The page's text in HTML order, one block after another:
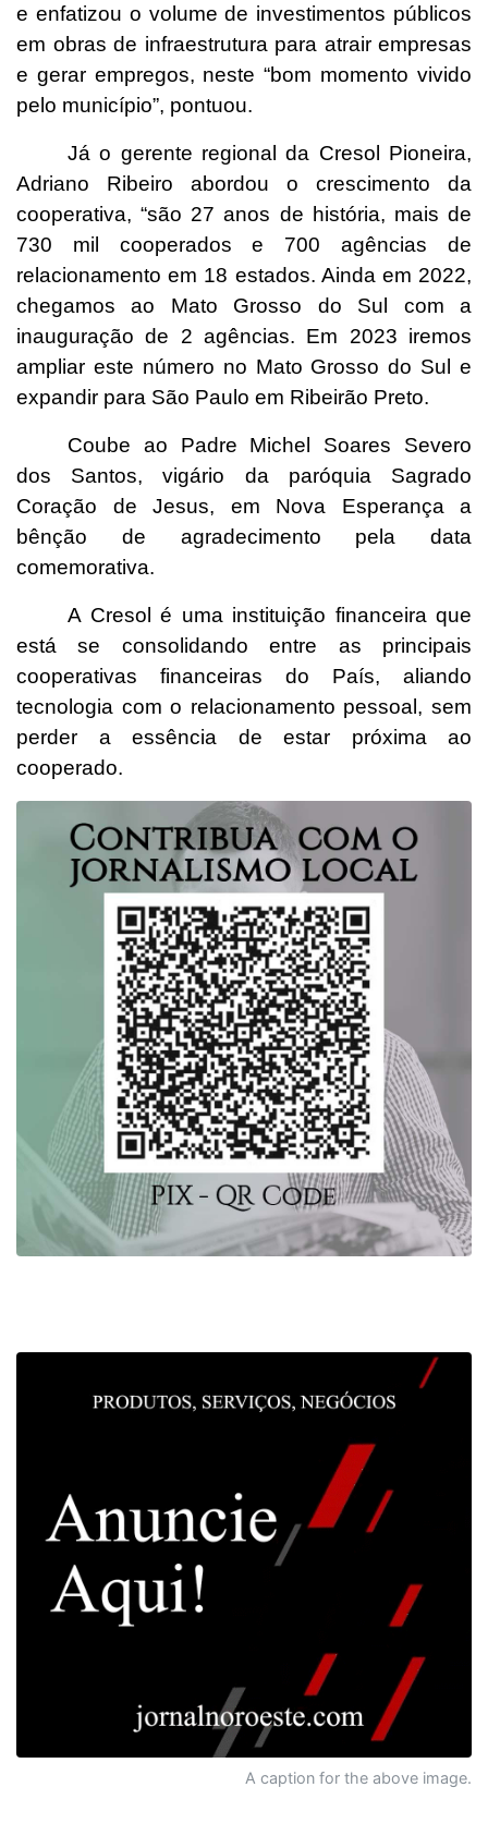
e enfatizou o volume de investimentos públicos
em obras de infraestrutura para atrair empresas
e gerar empregos, neste “bom momento vivido
pelo município”, pontuou.
Já o gerente regional da Cresol Pioneira,
Adriano Ribeiro abordou o crescimento da
cooperativa, “são 27 anos de história, mais de
730 mil cooperados e 700 agências de
relacionamento em 18 estados. Ainda em 2022,
chegamos ao Mato Grosso do Sul com a
inauguração de 2 agências. Em 2023 iremos
ampliar este número no Mato Grosso do Sul e
expandir para São Paulo em Ribeirão Preto.
Coube ao Padre Michel Soares Severo
dos Santos, vigário da paróquia Sagrado
Coração de Jesus, em Nova Esperança a
bênção de agradecimento pela data
comemorativa.
A Cresol é uma instituição financeira que
está se consolidando entre as principais
cooperativas financeiras do País, aliando
tecnologia com o relacionamento pessoal, sem
perder a essência de estar próxima ao
cooperado.
A caption for the above image.